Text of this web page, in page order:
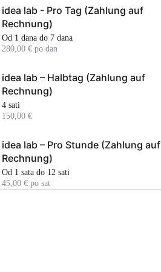
idea lab - Pro Tag (Zahlung auf
Rechnung)
Od 1 dana do 7 dana
280,00 € po dan
idea lab – Halbtag (Zahlung auf
Rechnung)
4 sati
150,00 €
idea lab – Pro Stunde (Zahlung auf
Rechnung)
Od 1 sata do 12 sati
45,00 € po sat